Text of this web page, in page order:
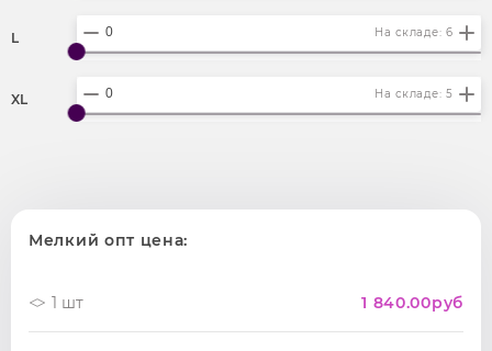
L На складе: 6
XL На складе: 5
Мелкий опт цена:
1 шт 1 840.00руб